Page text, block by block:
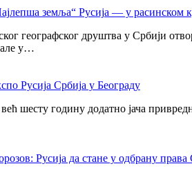
земља“ Русија — у расинском
географског друштва у Србији
у…
Русија Србија у Београду
шесту годину додатно јача
Русија да стане у одбрану права